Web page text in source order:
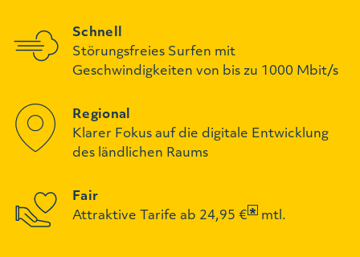
Schnell
Störungsfreies Surfen mit
Geschwindigkeiten von bis zu 1000 Mbit/s
Regional
Klarer Fokus auf die digitale Entwicklung
des ländlichen Raums
Fair
Attraktive Tarife ab 24,95 €
mtl.